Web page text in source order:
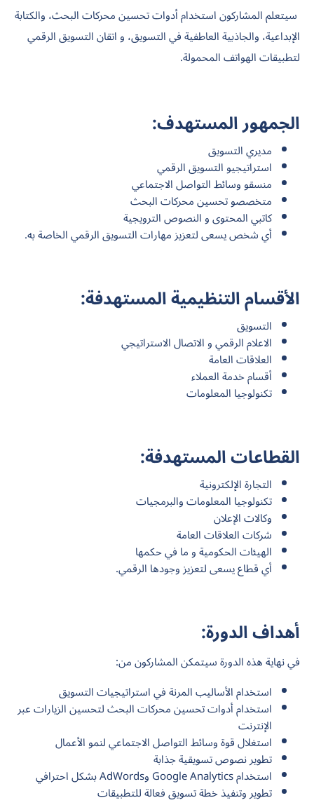
سيتعلم المشاركون استخدام أدوات تحسين محركات البحث، والكتابة
الإبداعية، والجاذبية العاطفية في التسويق، و اتقان التسويق الرقمي
لتطبيقات الهواتف المحمولة.
الجمهور المستهدف:
مديري التسويق
استراتيجيو التسويق الرقمي
منسقو وسائط التواصل الاجتماعي
متخصصو تحسين محركات البحث
كاتبي المحتوى و النصوص الترويجية
أي شخص يسعى لتعزيز مهارات التسويق الرقمي الخاصة به.
الأقسام التنظيمية المستهدفة:
التسويق
الاعلام الرقمي و الاتصال الاستراتيجي
العلاقات العامة
أقسام خدمة العملاء
تكنولوجيا المعلومات
القطاعات المستهدفة:
التجارة الإلكترونية
تكنولوجيا المعلومات والبرمجيات
وكالات الإعلان
شركات العلاقات العامة
الهيئات الحكومية و ما في حكمها
أي قطاع يسعى لتعزيز وجودها الرقمي.
أهداف الدورة:
في نهاية هذه الدورة سيتمكن المشاركون من:
استخدام الأساليب المرنة في استراتيجيات التسويق
استخدام أدوات تحسين محركات البحث لتحسين الزيارات عبر
الإنترنت
استغلال قوة وسائط التواصل الاجتماعي لنمو الأعمال
تطوير نصوص تسويقية جذابة
استخدام Google Analytics وAdWords بشكل احترافي
تطوير وتنفيذ خطة تسويق فعالة للتطبيقات